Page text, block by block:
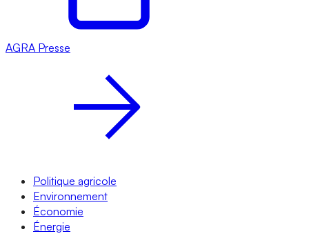
AGRA Presse
Politique agricole
Environnement
Économie
Énergie